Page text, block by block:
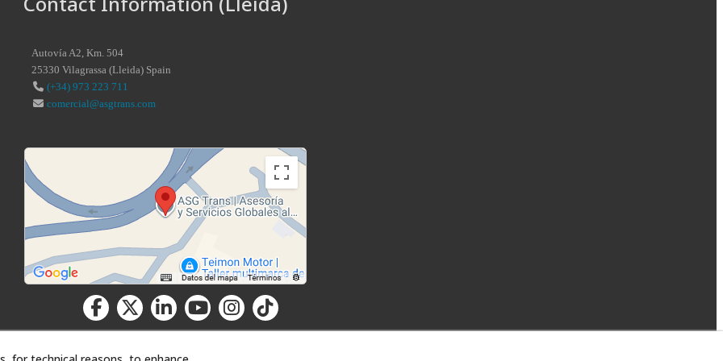
Autovía A2, Km. 504
25330 Vilagrassa (Lleida) Spain
(+34) 973 223 711
comercial@asgtrans.com